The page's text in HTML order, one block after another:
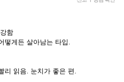
함
떻게든 살아남는 타입.
리 읽음. 눈치가 좋은 편.